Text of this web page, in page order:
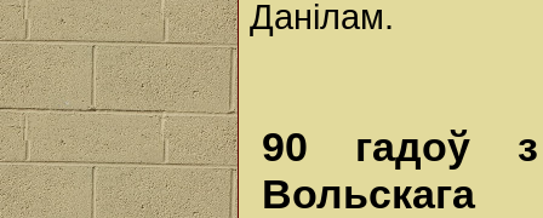
Данілам.
90 гадоў
Вольскага